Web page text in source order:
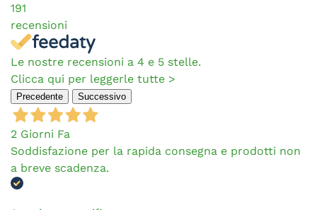
191
recensioni
Le nostre recensioni a 4 e 5 stelle.
Clicca qui per leggerle tutte >
Precedente Successivo
2 Giorni Fa
Soddisfazione per la rapida consegna e prodotti non
a breve scadenza.